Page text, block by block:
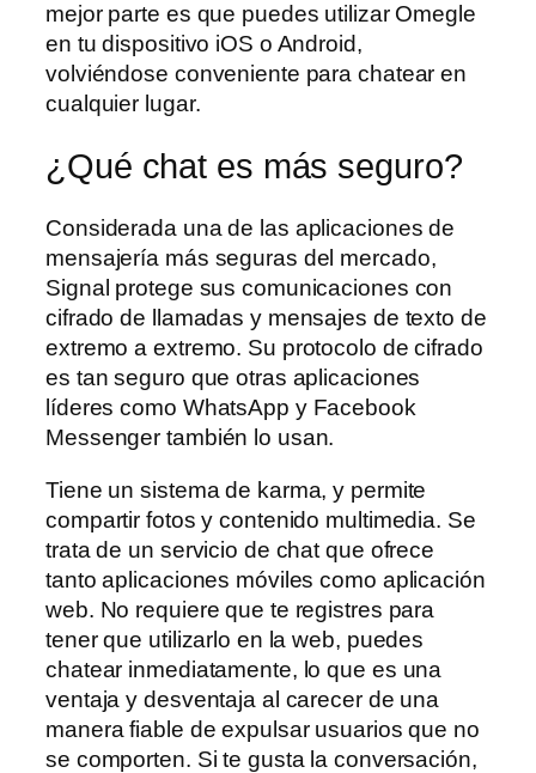
mejor parte es que puedes utilizar Omegle
en tu dispositivo iOS o Android,
volviéndose conveniente para chatear en
cualquier lugar.
¿Qué chat es más seguro?
Considerada una de las aplicaciones de
mensajería más seguras del mercado,
Signal protege sus comunicaciones con
cifrado de llamadas y mensajes de texto de
extremo a extremo. Su protocolo de cifrado
es tan seguro que otras aplicaciones
líderes como WhatsApp y Facebook
Messenger también lo usan.
Tiene un sistema de karma, y permite
compartir fotos y contenido multimedia. Se
trata de un servicio de chat que ofrece
tanto aplicaciones móviles como aplicación
web. No requiere que te registres para
tener que utilizarlo en la web, puedes
chatear inmediatamente, lo que es una
ventaja y desventaja al carecer de una
manera fiable de expulsar usuarios que no
se comporten. Si te gusta la conversación,